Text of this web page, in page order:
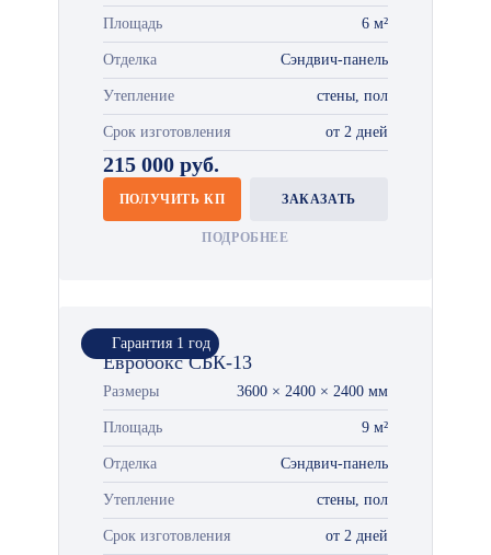
Площадь 6 м²
Отделка Сэндвич-панель
Утепление стены, пол
Срок изготовления от 2 дней
215 000 руб.
ПОЛУЧИТЬ КП ЗАКАЗАТЬ
ПОДРОБНЕЕ
Гарантия 1 год
Евробокс СБК-13
Размеры 3600 × 2400 × 2400 мм
Площадь 9 м²
Отделка Сэндвич-панель
Утепление стены, пол
Срок изготовления от 2 дней